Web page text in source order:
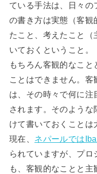
ている手法は、日々の
の書き方は実態（客観
たこと、考えたこと
いておくということ。
もちろん客観的なこ
ことはできません。
は、その時々で何に
されます。そのよう
けて書いておくことは
現在、 ネパールでは
られていますが、プロ
も、客観的なことと